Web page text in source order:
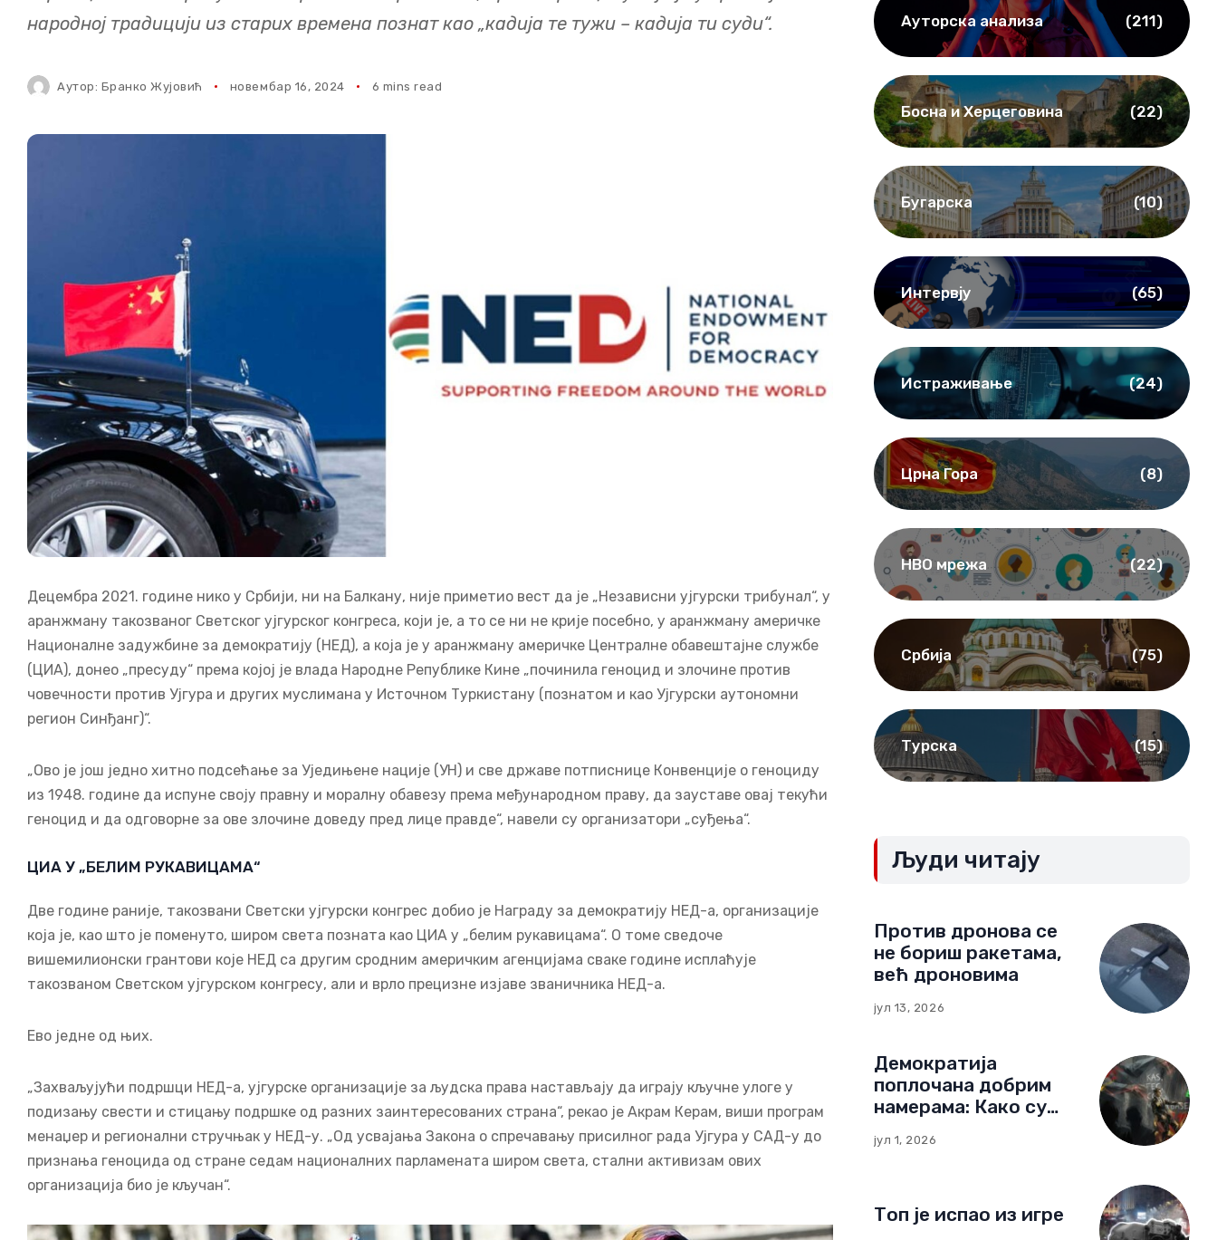
народној традицији из старих времена познат као „кадија те тужи – кадија ти суди“.
Аутор: Бранко Жујовић новембар 16, 2024 6 mins read
Децембра 2021. године нико у Србији, ни на Балкану, није приметио вест да је „Независни ујгурски трибунал“, у
аранжману такозваног Светског ујгурског конгреса, који је, а то се ни не крије посебно, у аранжману америчке
Националне задужбине за демократију (НЕД), а која је у аранжману америчке Централне обавештајне службе
(ЦИА), донео „пресуду“ према којој је влада Народне Републике Кине „починила геноцид и злочине против
човечности против Ујгура и других муслимана у Источном Туркистану (познатом и као Ујгурски аутономни
регион Синђанг)“.
„Ово је још једно хитно подсећање за Уједињене нације (УН) и све државе потписнице Конвенције о геноциду
из 1948. године да испуне своју правну и моралну обавезу према међународном праву, да зауставе овај текући
геноцид и да одговорне за ове злочине доведу пред лице правде“, навели су организатори „суђења“.
ЦИА У „БЕЛИМ РУКАВИЦАМА“
Две године раније, такозвани Светски ујгурски конгрес добио је Награду за демократију НЕД-а, организације
која је, као што је поменуто, широм света позната као ЦИА у „белим рукавицама“. О томе сведоче
вишемилионски грантови које НЕД са другим сродним америчким агенцијама сваке године исплаћује
такозваном Светском ујгурском конгресу, али и врло прецизне изјаве званичника НЕД-а.
Ево једне од њих.
„Захваљујући подршци НЕД-а, ујгурске организације за људска права настављају да играју кључне улоге у
подизању свести и стицању подршке од разних заинтересованих страна“, рекао је Акрам Керам, виши програм
менаџер и регионални стручњак у НЕД-у. „Од усвајања Закона о спречавању присилног рада Ујгура у САД-у до
признања геноцида од стране седам националних парламената широм света, стални активизам ових
организација био је кључан“.
Ауторска анализа (211)
Босна и Херцеговина (22)
Бугарска (10)
Интервју (65)
Истраживање (24)
Црна Гора (8)
НВО мрежа (22)
Србија (75)
Турска (15)
Људи читају
Против дронова се
не бориш ракетама,
већ дроновима
јул 13, 2026
Демократија
поплочана добрим
намерама: Како су
изградиле мрежу
јул 1, 2026
Топ је испао из игре